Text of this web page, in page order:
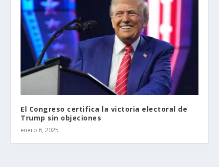
El Congreso certifica la victoria electoral de
Trump sin objeciones
enero 6, 2025